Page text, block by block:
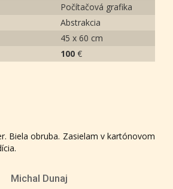
Počítačová grafika
Abstrakcia
45 x 60 cm
100 €
Biela obruba. Zasielam v kartónovom
Michal Dunaj